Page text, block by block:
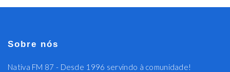
Sobre nós
Nativa FM 87 - Desde 1996 servindo à comunidade!